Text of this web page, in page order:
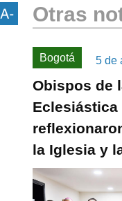
Otras
Bogotá 5 de
Obispos de
Eclesiástica
la Iglesia y